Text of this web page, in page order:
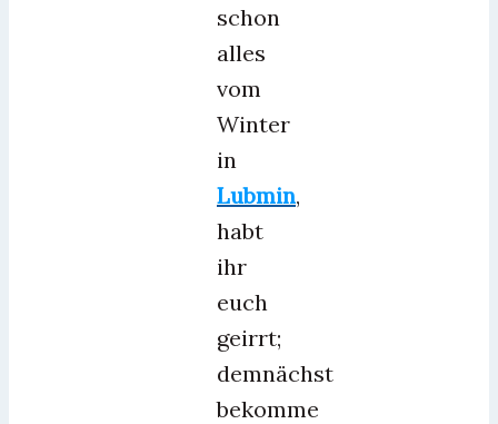
schon
alles
vom
Winter
in
Lubmin,
habt
ihr
euch
geirrt;
demnächst
bekomme